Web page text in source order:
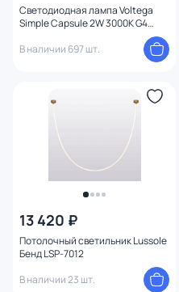
Светодиодная лампа Voltega
Simple Capsule 2W 3000K G4
В наличии 697 шт.
13 420 ₽
Потолочный светильник Lussole
Бенд LSP-7012
В наличии 23 шт.